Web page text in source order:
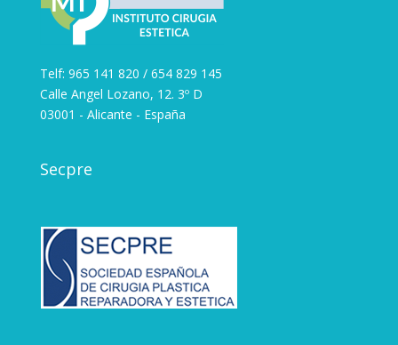
Telf: 965 141 820 / 654 829 145
Calle Angel Lozano, 12. 3º D
03001 - Alicante - España
Secpre